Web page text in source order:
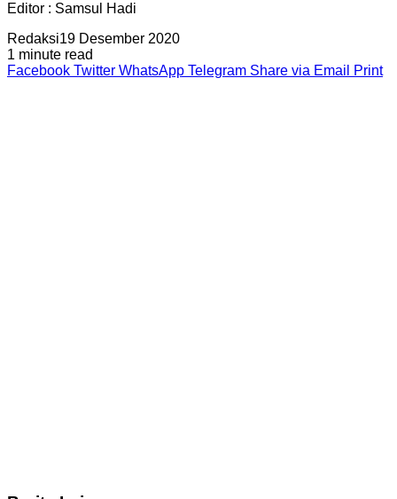
Editor : Samsul Hadi
Redaksi19 Desember 2020
1 minute read
Facebook Twitter WhatsApp Telegram Share via Email Print